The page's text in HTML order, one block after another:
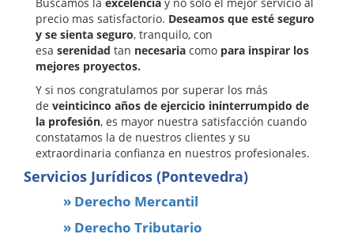
precio mas satisfactorio. Deseamos que esté seguro
y se sienta seguro, tranquilo, con
esa serenidad tan necesaria como para inspirar los
mejores proyectos.
Y si nos congratulamos por superar los más
de veinticinco años de ejercicio ininterrumpido de
la profesión, es mayor nuestra satisfacción cuando
constatamos la de nuestros clientes y su
extraordinaria confianza en nuestros profesionales.
Servicios Jurídicos (Pontevedra)
» Derecho Mercantil
» Derecho Tributario